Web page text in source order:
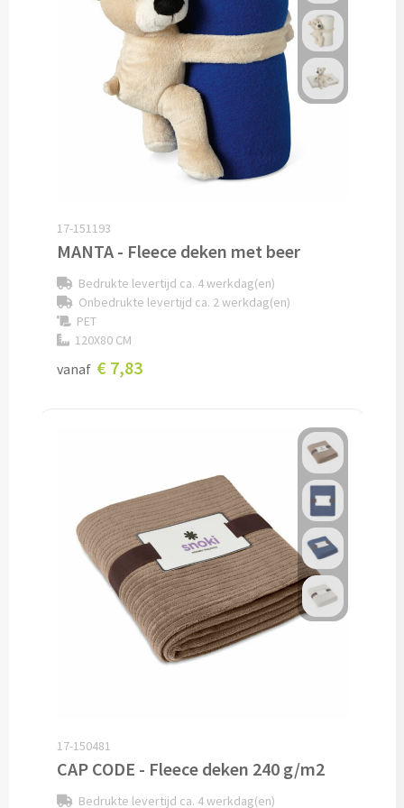
Snoep bedrukken
Lollies bedrukken
Chocolade & Bonbons bedrukken
Kauwgom bedrukken
Koeken & Chips
Koekjes bedrukken
Brievenbus taarten
Chips & Nootjes bedrukken
Schrijfwaren & Kantoorartikelen
Pennen
Balpennen bedrukken
Houten balpennen bedrukken
Touchpennen bedrukken
Overige schrijfwaren
17-151193
MANTA - Fleece deken met beer
Bedrukte levertijd ca. 4 werkdag(en)
Onbedrukte levertijd ca. 2 werkdag(en)
PET
120X80 CM
vanaf € 7,83
17-150481
CAP CODE - Fleece deken 240 g/m2
Bedrukte levertijd ca. 4 werkdag(en)